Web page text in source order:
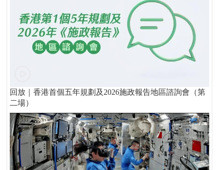
回放｜香港首個五年規劃及2026施政報告地區諮詢會（第
二場）